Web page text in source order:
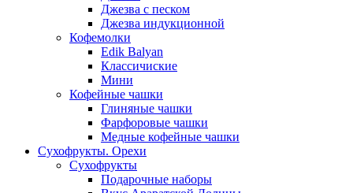
Джезва с песком
Джезва индукционной
Кофемолки
Edik Balyan
Классичиские
Мини
Кофейные чашки
Глиняные чашки
Фарфоровые чашки
Медные кофейные чашки
Сухофрукты. Орехи
Сухофрукты
Подарочные наборы